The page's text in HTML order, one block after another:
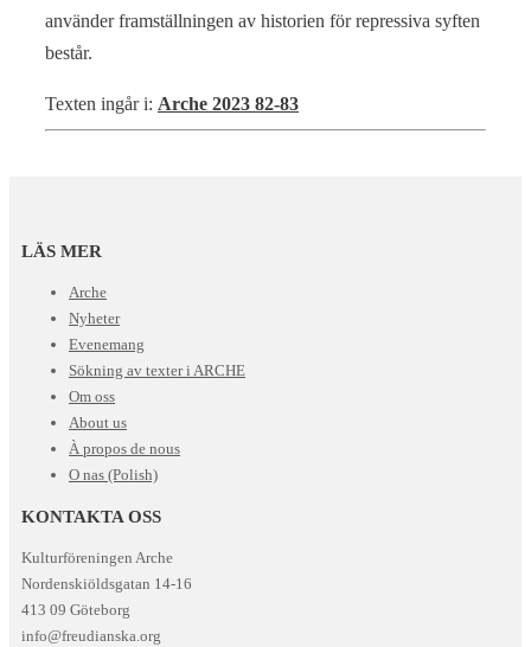
använder framställningen av historien för repressiva syften
består.
Texten ingår i: Arche 2023 82-83
LÄS MER
Arche
Nyheter
Evenemang
Sökning av texter i ARCHE
Om oss
About us
À propos de nous
O nas (Polish)
KONTAKTA OSS
Kulturföreningen Arche
Nordenskiöldsgatan 14-16
413 09 Göteborg
info@freudianska.org